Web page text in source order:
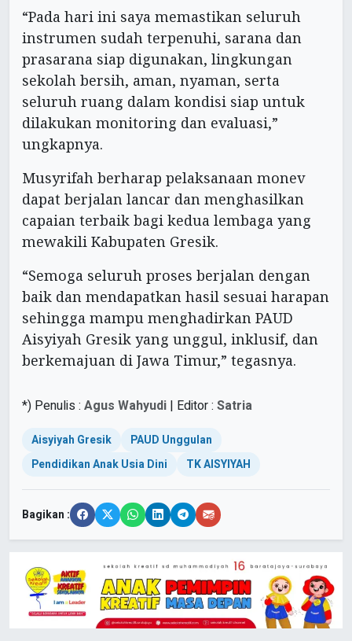
“Pada hari ini saya memastikan seluruh
instrumen sudah terpenuhi, sarana dan
prasarana siap digunakan, lingkungan
sekolah bersih, aman, nyaman, serta
seluruh ruang dalam kondisi siap untuk
dilakukan monitoring dan evaluasi,”
ungkapnya.
Musyrifah berharap pelaksanaan monev
dapat berjalan lancar dan menghasilkan
capaian terbaik bagi kedua lembaga yang
mewakili Kabupaten Gresik.
“Semoga seluruh proses berjalan dengan
baik dan mendapatkan hasil sesuai harapan
sehingga mampu menghadirkan PAUD
Aisyiyah Gresik yang unggul, inklusif, dan
berkemajuan di Jawa Timur,” tegasnya.
*) Penulis : Agus Wahyudi | Editor : Satria
Aisyiyah Gresik
PAUD Unggulan
Pendidikan Anak Usia Dini
TK AISYIYAH
Bagikan :